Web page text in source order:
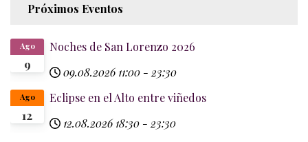
Próximos Eventos
9
Ago
Noches de San Lorenzo 2026
09.08.2026 11:00 - 23:30
12
Ago
Eclipse en el Alto entre viñedos
12.08.2026 18:30 - 23:30